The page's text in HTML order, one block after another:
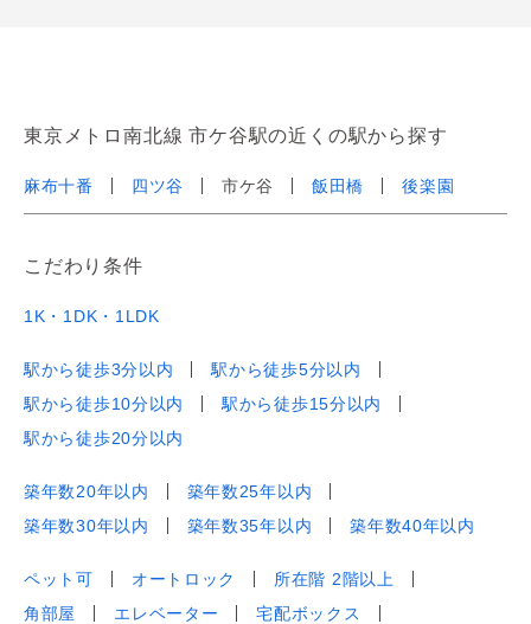
東京メトロ南北線 市ケ谷駅の近くの駅から探す
麻布十番 四ツ谷 市ケ谷 飯田橋 後楽園
こだわり条件
1K・1DK・1LDK
駅から徒歩3分以内
駅から徒歩5分以内
駅から徒歩10分以内
駅から徒歩15分以内
駅から徒歩20分以内
築年数20年以内
築年数25年以内
築年数30年以内
築年数35年以内 築年数40年以内
ペット可 オートロック
所在階 2階以上
角部屋
エレベーター
宅配ボックス